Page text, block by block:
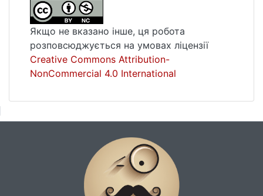
Якщо не вказано інше, ця робота
розповсюджується на умовах ліцензії
Creative Commons Attribution-
NonCommercial 4.0 International